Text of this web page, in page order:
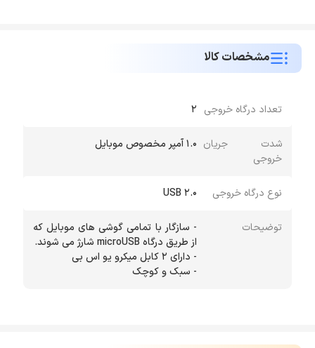
مشخصات کالا
تعداد درگاه خروجی 2
شدت جریان
خروجی
1.0 آمپر مخصوص موبایل
نوع درگاه خروجی USB 2.0
توضیحات
- سازگار با تمامی گوشی های موبایل که
- دارای 2 کابل میکرو یو اس بی
- سبک و کوچک